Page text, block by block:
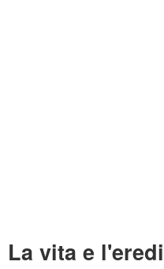
La vita e